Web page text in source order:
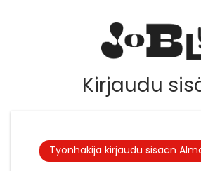
Kirjaudu
Työnhakija kirjaudu sisään